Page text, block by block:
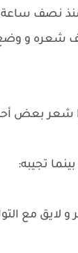
نصف ساعة
شعره و
شعر بعض
تجيبه:
لايق مع